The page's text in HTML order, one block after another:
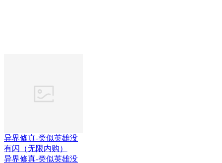
异界修真-类似英雄没
有闪（无限内购）
异界修真-类似英雄没